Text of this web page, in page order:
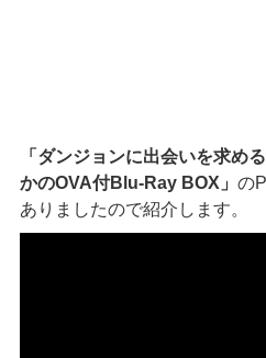
「ダンジョンに出会いを求め
かのOVA付Blu-Ray BOX」 の
ありましたので紹介します。